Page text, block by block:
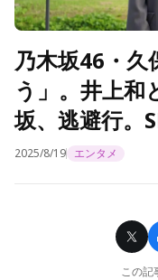
乃木坂46・久
う」。井上和
坂、逃避行。
2025/8/19 エンタメ
この記